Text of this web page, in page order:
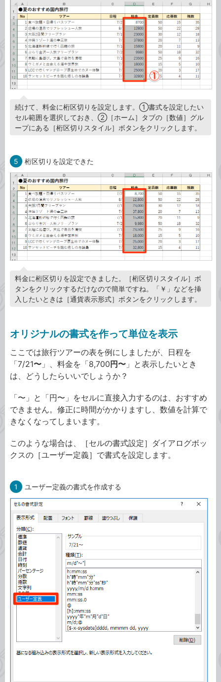
続けて、料金に桁区切りを設定します。①書式を設定したい
セル範囲を選択しておき、②［ホーム］タブの［数値］グル
ープにある［桁区切りスタイル］ボタンをクリックします。
5 桁区切りを設定できた
料金に桁区切りを設定できました。［桁区切りスタイル］ボ
タンをクリックするだけなので簡単ですね。「￥」などを挿
入したいときは［通貨表示形式］ボタンをクリックします。
オリジナルの書式を作って単位を表示
ここでは旅行ツアーの表を例にしましたが、日程を
「7/21〜 」、料金を「8,700 円〜 」と表示したいとき
は、どうしたらいいでしょうか？
「〜」と「円〜」をセルに直接入力するのは、おすすめ
できません。修正に時間がかかりますし、数値を計算で
きなくなってしまいます。
このような場合は、［セルの書式設定］ダイアログボッ
クスの［ユーザー定義］で書式を設定します。
1 ユーザー定義の書式を作成する